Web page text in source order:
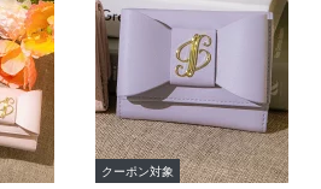
クーポン対象